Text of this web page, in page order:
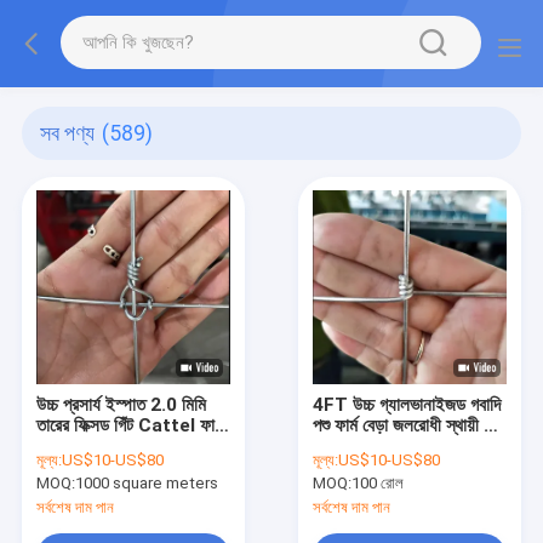
সব পণ্য (589)
উচ্চ প্রসার্য ইস্পাত 2.0 মিমি
তারের ফিক্সড গিঁট Cattel ফার্ম
মূল্য:US$10-US$80
MOQ:1000 square meters
সর্বশেষ দাম পান
4FT উচ্চ গ্যালভানাইজড গবাদি
পশু ফার্ম বেড়া জলরোধী স্থায়ী গিঁট
মূল্য:US$10-US$80
MOQ:100 রোল
সর্বশেষ দাম পান